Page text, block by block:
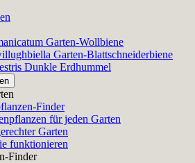
Garten-Wollbiene
Garten-Blattschneiderbiene
Dunkle Erdhummel
Finder
für jeden Garten
Garten
funktionieren
Finder